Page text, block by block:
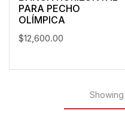
PARA PECHO
OLÍMPICA
$12,600.00
Showing